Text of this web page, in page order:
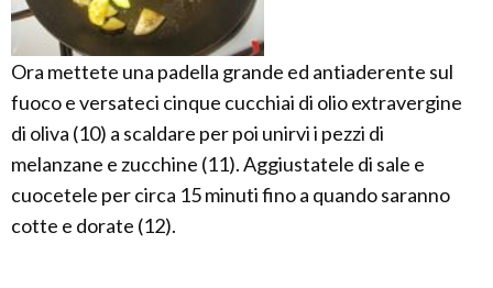
Ora mettete una padella grande ed antiaderente sul
fuoco e versateci cinque cucchiai di olio extravergine
di oliva (10) a scaldare per poi unirvi i pezzi di
melanzane e zucchine (11). Aggiustatele di sale e
cuocetele per circa 15 minuti fino a quando saranno
cotte e dorate (12).